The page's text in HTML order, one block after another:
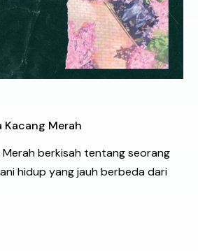
Kacang Merah
Merah berkisah tentang seorang
hidup yang jauh berbeda dari